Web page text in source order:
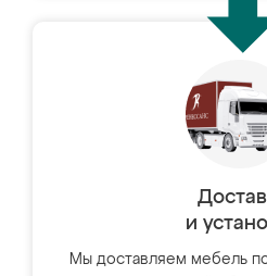
и
Мы доставляем мебель